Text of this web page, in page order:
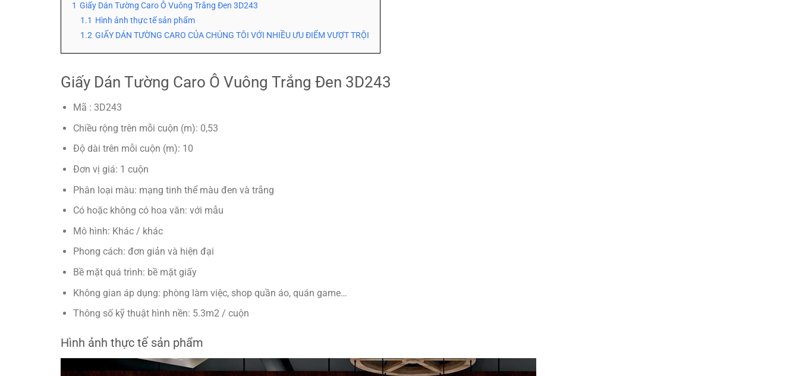
1 Giấy Dán Tường Caro Ô Vuông Trắng Đen 3D243
1.1 Hình ảnh thực tế sản phẩm
1.2 GIẤY DÁN TƯỜNG CARO CỦA CHÚNG TÔI VỚI NHIỀU ƯU ĐIỂM VƯỢT TRỘI
Giấy Dán Tường Caro Ô Vuông Trắng Đen 3D243
Mã : 3D243
Chiều rộng trên mỗi cuộn (m): 0,53
Độ dài trên mỗi cuộn (m): 10
Đơn vị giá: 1 cuộn
Phân loại màu: mạng tinh thể màu đen và trắng
Có hoặc không có hoa văn: với mẫu
Mô hình: Khác / khác
Phong cách: đơn giản và hiện đại
Bề mặt quá trình: bề mặt giấy
Không gian áp dụng: phòng làm việc, shop quần áo, quán game…
Thông số kỹ thuật hình nền: 5.3m2 / cuộn
Hình ảnh thực tế sản phẩm